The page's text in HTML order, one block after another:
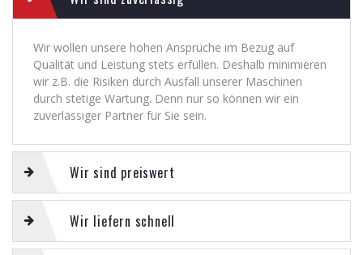
Wir wollen unsere hohen Ansprüche im Bezug auf
Qualität und Leistung stets erfüllen. Deshalb minimieren
wir z.B. die Risiken durch Ausfall unserer Maschinen
durch stetige Wartung. Denn nur so können wir ein
zuverlässiger Partner für Sie sein.
Wir sind preiswert
Wir liefern schnell